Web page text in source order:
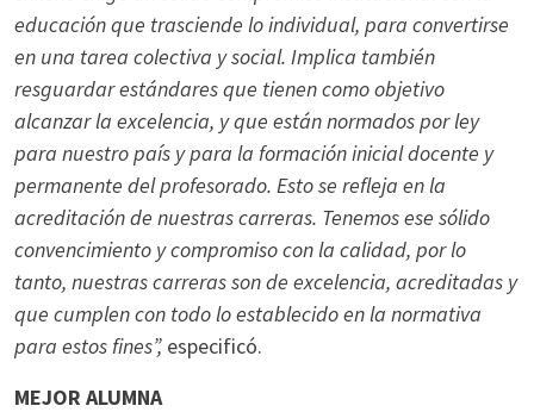
educación que trasciende lo individual, para convertirse
en una tarea colectiva y social. Implica también
resguardar estándares que tienen como objetivo
alcanzar la excelencia, y que están normados por ley
para nuestro país y para la formación inicial docente y
permanente del profesorado. Esto se refleja en la
acreditación de nuestras carreras. Tenemos ese sólido
convencimiento y compromiso con la calidad, por lo
tanto, nuestras carreras son de excelencia, acreditadas y
que cumplen con todo lo establecido en la normativa
para estos fines”, especificó.
MEJOR ALUMNA